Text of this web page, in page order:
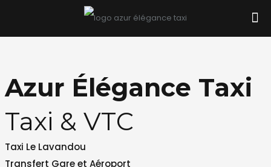
Azur Élégance Taxi